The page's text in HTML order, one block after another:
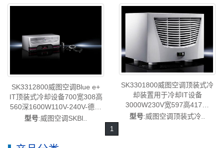
SK3312800威图空调Blue e+
IT顶装式冷却设备700宽308高
560深1600W110V-240V-德国
威图制造-rittal威图空调维修威
型号:威图空调SKBl..
SK3301800威图空调顶装式冷
却装置用于冷却IT设备
3000W230V宽597高417深
895-德国威图制造-rittal威图空
型号:威图空调顶装式冷..
1